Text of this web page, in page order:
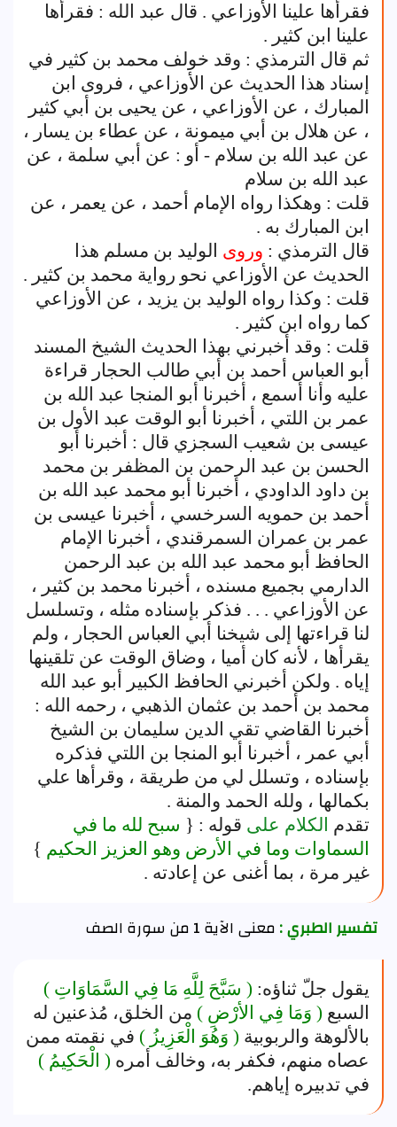
فقرأها علينا الأوزاعي . قال عبد الله : فقرأها
علينا ابن كثير .
ثم قال الترمذي : وقد خولف محمد بن كثير في
إسناد هذا الحديث عن الأوزاعي ، فروى ابن
المبارك ، عن الأوزاعي ، عن يحيى بن أبي كثير
، عن هلال بن أبي ميمونة ، عن عطاء بن يسار ،
عن عبد الله بن سلام - أو : عن أبي سلمة ، عن
عبد الله بن سلام
قلت : وهكذا رواه الإمام أحمد ، عن يعمر ، عن
ابن المبارك به .
قال الترمذي : وروى الوليد بن مسلم هذا
الحديث عن الأوزاعي نحو رواية محمد بن كثير .
قلت : وكذا رواه الوليد بن يزيد ، عن الأوزاعي
كما رواه ابن كثير .
قلت : وقد أخبرني بهذا الحديث الشيخ المسند
أبو العباس أحمد بن أبي طالب الحجار قراءة
عليه وأنا أسمع ، أخبرنا أبو المنجا عبد الله بن
عمر بن اللتي ، أخبرنا أبو الوقت عبد الأول بن
عيسى بن شعيب السجزي قال : أخبرنا أبو
الحسن بن عبد الرحمن بن المظفر بن محمد
بن داود الداودي ، أخبرنا أبو محمد عبد الله بن
أحمد بن حمويه السرخسي ، أخبرنا عيسى بن
عمر بن عمران السمرقندي ، أخبرنا الإمام
الحافظ أبو محمد عبد الله بن عبد الرحمن
الدارمي بجميع مسنده ، أخبرنا محمد بن كثير ،
عن الأوزاعي . . . فذكر بإسناده مثله ، وتسلسل
لنا قراءتها إلى شيخنا أبي العباس الحجار ، ولم
يقرأها ، لأنه كان أميا ، وضاق الوقت عن تلقينها
إياه . ولكن أخبرني الحافظ الكبير أبو عبد الله
محمد بن أحمد بن عثمان الذهبي ، رحمه الله :
أخبرنا القاضي تقي الدين سليمان بن الشيخ
أبي عمر ، أخبرنا أبو المنجا بن اللتي فذكره
بإسناده ، وتسلل لي من طريقة ، وقرأها علي
بكمالها ، ولله الحمد والمنة .
تقدم الكلام على قوله : { سبح لله ما في
السماوات وما في الأرض وهو العزيز الحكيم }
غير مرة ، بما أغنى عن إعادته .
تفسير الطبري :معنى الآية 1 من سورة الصف
يقول جلّ ثناؤه: ( سَبَّحَ لِلَّهِ مَا فِي السَّمَاوَاتِ )
السبع ( وَمَا فِي الأرْضِ ) من الخلق، مُذعنين له
بالألوهة والربوبية ( وَهُوَ الْعَزِيزُ ) في نقمته ممن
عصاه منهم، فكفر به، وخالف أمره ( الْحَكِيمُ )
في تدبيره إياهم.